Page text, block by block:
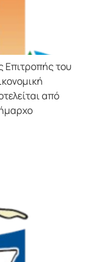
Επιτρoπής τoυ
από